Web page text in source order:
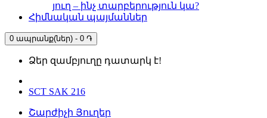
յուղ – ինչ տարբերություն կա?
Հիմնական պայմաններ
0 ապրանք(ներ) - 0 ֏
Ձեր զամբյուղը դատարկ է!
SCT SAK 216
Շարժիչի Յուղեր